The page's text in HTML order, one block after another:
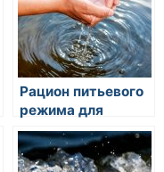
Рацион питьевого
режима для
поддержания
иммунитета